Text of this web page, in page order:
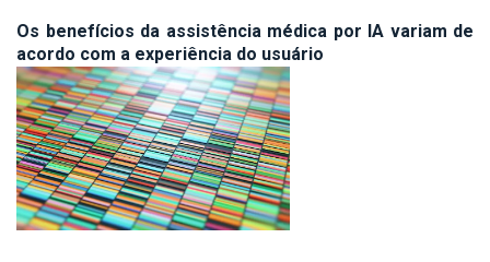
Os benefícios da assistência médica por IA variam de
acordo com a experiência do usuário